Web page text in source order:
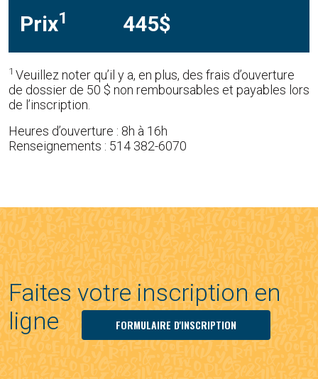
Prix1 445$
1 Veuillez noter qu’il y a, en plus, des frais d’ouverture
de dossier de 50 $ non remboursables et payables lors
de l’inscription.
Heures d’ouverture : 8h à 16h
Renseignements : 514 382-6070
Faites votre inscription en
ligne
FORMULAIRE D'INSCRIPTION